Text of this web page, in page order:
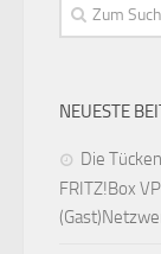
NEUESTE
Die
FRITZ!Box